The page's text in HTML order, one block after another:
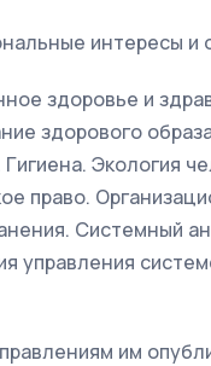
интересы и
здоровье и
здорового
Гигиена. Экология
право.
Системный
управления
им